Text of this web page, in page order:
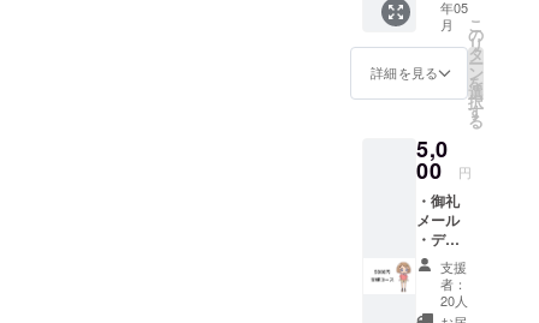
ネーム
／キャ
ラク
ター名
でも構
いませ
んが、
良識の
あるお
名前で
お願い
いたし
ます。
したポ
スター
全種を1
枚ず
名は全
角8文字
（半角
16文
字、た
だし半
角カナ
は不
可）以
権 ・京
都編ED
ロール
お名前
掲載
―― ・
ポス
ター
―― ・
京都編
本編の
複製原
画セッ
ト（全
151カッ
トから
年05
月
詳細を見る
こ
の
リ
タ
ー
ン
を
選
択
す
る
5,0
00 円
・御礼
メール
・デジ
タルコ
ンテ&設
定資料
集 ・オ
支援
者：
20人